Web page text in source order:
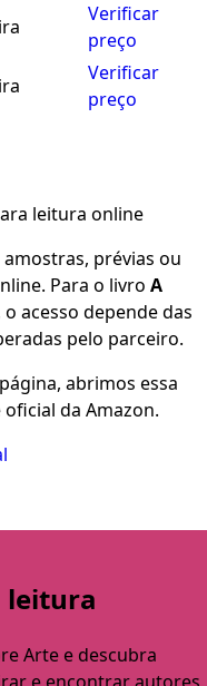
Verificar
preço
Verificar
preço
prévias ou
Para o livro A
o acesso depende das
pelo parceiro.
abrimos essa
da Amazon.
leitura
Arte e descubra